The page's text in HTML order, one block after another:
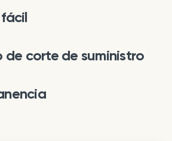
de corte de suministro